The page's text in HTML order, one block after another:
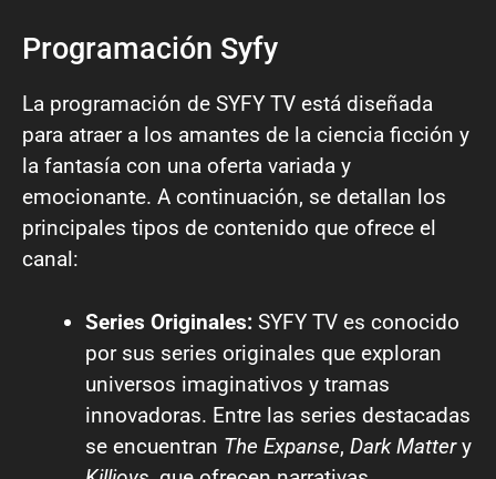
Programación Syfy
La programación de SYFY TV está diseñada
para atraer a los amantes de la ciencia ficción y
la fantasía con una oferta variada y
emocionante. A continuación, se detallan los
principales tipos de contenido que ofrece el
canal:
Series Originales: SYFY TV es conocido
por sus series originales que exploran
universos imaginativos y tramas
innovadoras. Entre las series destacadas
se encuentran The Expanse, Dark Mattery